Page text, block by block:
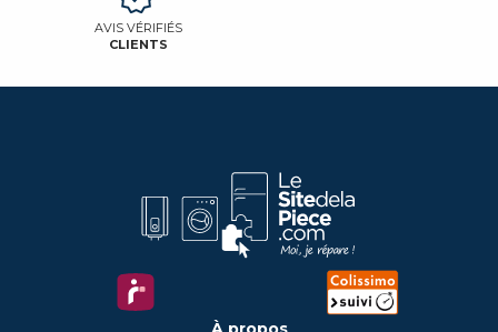
AVIS VÉRIFIÉS
CLIENTS